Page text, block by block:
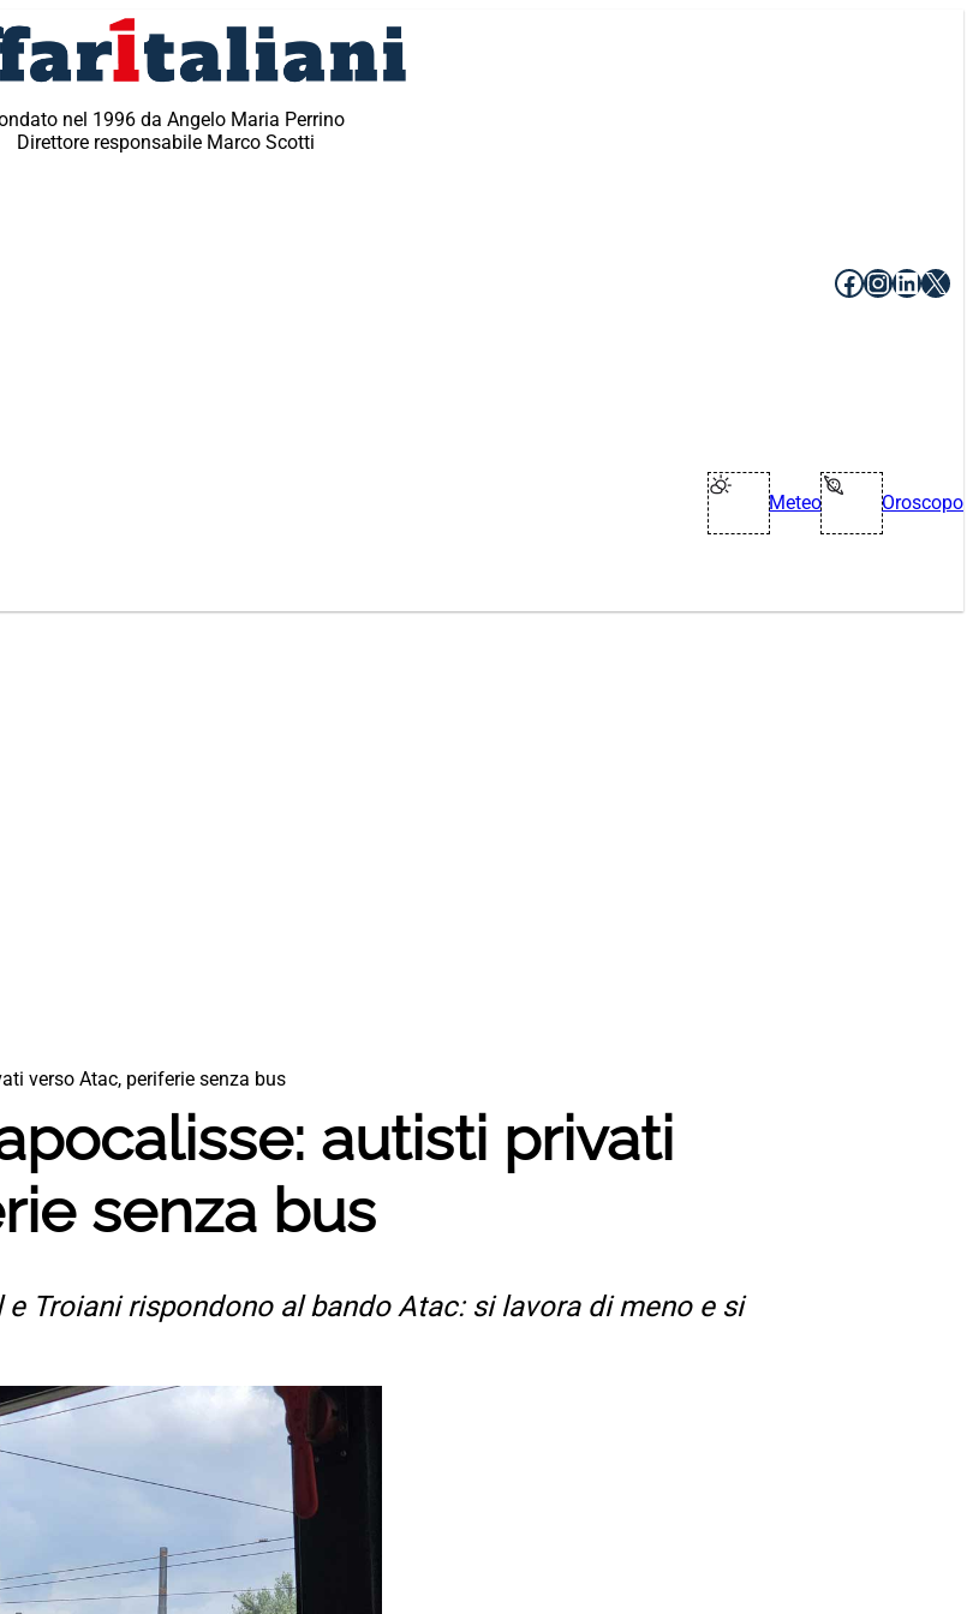
nel 1996 da Angelo Maria Perrino
Direttore responsabile Marco Scotti
Facebook
X
Meteo Oroscopo
verso Atac, periferie senza bus
autisti privati
senza bus
Troiani rispondono al bando Atac: si lavora di meno e si